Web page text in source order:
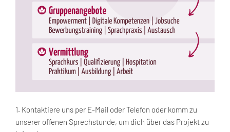
1. Kontaktiere uns per E-Mail oder Telefon oder komm zu
unserer offenen Sprechstunde, um dich über das Projekt zu